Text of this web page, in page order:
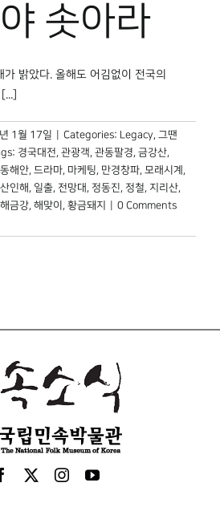
솟아라
밝았다. 올해도 어김없이 전국의
1월 17일 Categories: Legacy, 그땐
경국대전, 관광객, 관동팔경, 금강산,
동해안, 드라마, 마케팅, 만경창파, 모래시계 ,
인해 , 일출, 전망대 , 정동진, 정철, 지리산,
해금강, 해맞이 , 황금돼지
0 Comments